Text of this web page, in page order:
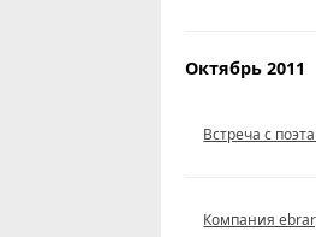
Октябрь 2011
Встреча с
Компания